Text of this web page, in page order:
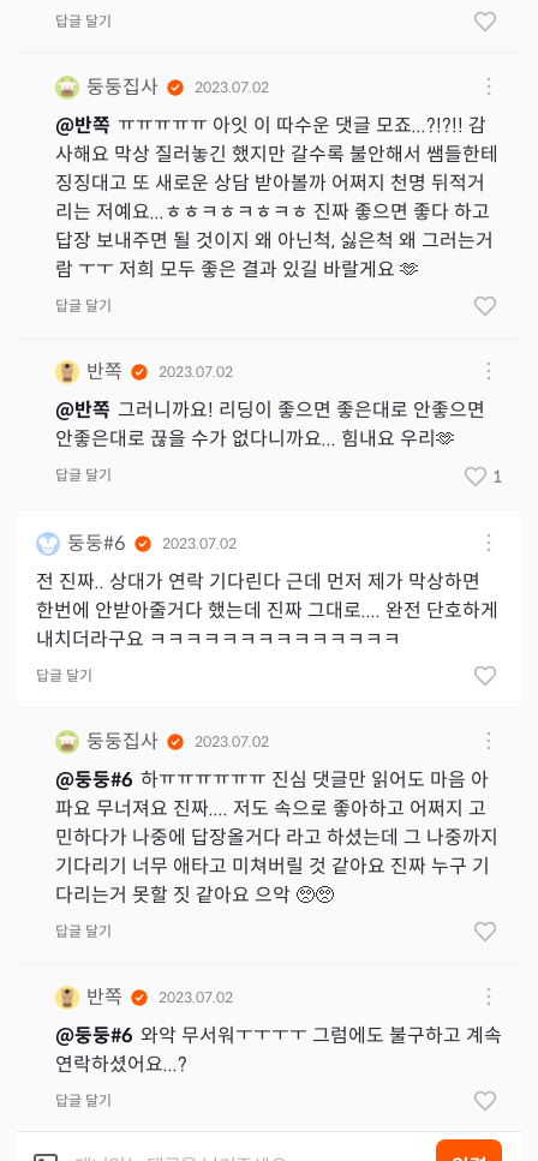
답글 달기
둥둥집사 2023.07.02
@반쪽 ㅠㅠㅠㅠㅠ 아잇 이 따수운 댓글 모죠...?!?!! 감
사해요 막상 질러놓긴 했지만 갈수록 불안해서 쌤들한테
징징대고 또 새로운 상담 받아볼까 어쩌지 천명 뒤적거
리는 저예요...ㅎㅎㅋㅎㅋㅎㅋㅎ 진짜 좋으면 좋다 하고
답장 보내주면 될 것이지 왜 아닌척, 싫은척 왜 그러는거
람 ㅜㅜ 저희 모두 좋은 결과 있길 바랄게요 🫶
답글 달기
반쪽 2023.07.02
@반쪽 그러니까요! 리딩이 좋으면 좋은대로 안좋으면
안좋은대로 끊을 수가 없다니까요... 힘내요 우리🫶
답글 달기 1
둥둥#6 2023.07.02
전 진짜.. 상대가 연락 기다린다 근데 먼저 제가 막상하면
한번에 안받아줄거다 했는데 진짜 그대로.... 완전 단호하게
내치더라구요 ㅋㅋㅋㅋㅋㅋㅋㅋㅋㅋㅋㅋㅋㅋ
답글 달기
둥둥집사 2023.07.02
@둥둥#6 하ㅠㅠㅠㅠㅠㅠ 진심 댓글만 읽어도 마음 아
파요 무너져요 진짜.... 저도 속으로 좋아하고 어쩌지 고
민하다가 나중에 답장올거다 라고 하셨는데 그 나중까지
기다리기 너무 애타고 미쳐버릴 것 같아요 진짜 누구 기
다리는거 못할 짓 같아요 으악 🥺🥺
답글 달기
반쪽 2023.07.02
@둥둥#6 와악 무서워ㅜㅜㅜㅜ 그럼에도 불구하고 계속
연락하셨어요...?
답글 달기